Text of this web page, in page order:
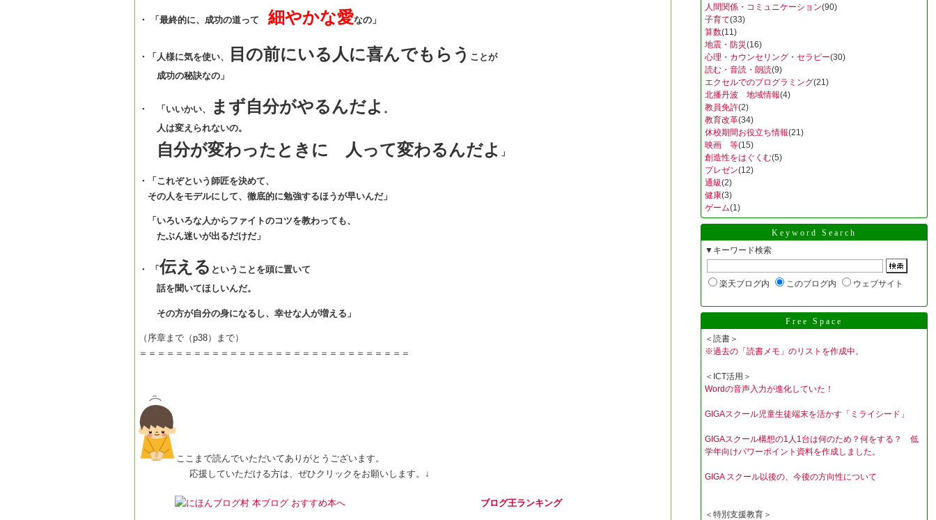
・ 「最終的に、成功の道って 細やかな愛なの」
・「人様に気を使い、 目の前にいる人に喜んでもらう ことが
成功の秘訣なの」
・ 「いいかい、 まず自分がやるんだよ 。
人は変えられないの。
自分が変わったときに 人って変わるんだよ 」
・「これぞという師匠を決めて、
その人をモデルにして、徹底的に勉強するほうが早いんだ」
「いろいろな人からファイトのコツを教わっても、
たぶん迷いが出るだけだ」
・ 「伝える ということを頭に置いて
話を聞いてほしいんだ。
その方が自分の身になるし、幸せな人が増える」
（序章まで（p38）まで）
＝＝＝＝＝＝＝＝＝＝＝＝＝＝＝＝＝＝＝＝＝＝＝＝＝＝＝＝＝＝
ここまで読んでいただいてありがとうございます。
応援していただける方は、ぜひクリックをお願いします。↓
ブログ王ランキング
人間関係・コミュニケーション(90)
子育て(33)
算数(11)
地震・防災(16)
心理・カウンセリング・セラピー(30)
読む・音読・朗読(9)
エクセルでのプログラミング(21)
北播丹波 地域情報(4)
教員免許(2)
教育改革(34)
休校期間お役立ち情報(21)
映画 等(15)
創造性をはぐくむ(5)
プレゼン(12)
通級(2)
健康(3)
ゲーム(1)
Keyword Search
▼キーワード検索
楽天ブログ内 このブログ内 ウェブサイト
Free Space
＜読書＞
※過去の「読書メモ」のリストを作成中。
＜ICT活用＞
Wordの音声入力が進化していた！
GIGAスクール児童生徒端末を活かす「ミライシード」
GIGAスクール構想の1人1台は何のため？何をする？ 低
学年向けパワーポイント資料を作成しました。
GIGA スクール以後の、今後の方向性について
＜特別支援教育＞